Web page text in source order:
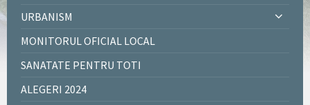
URBANISM
MONITORUL OFICIAL LOCAL
SANATATE PENTRU TOTI
ALEGERI 2024